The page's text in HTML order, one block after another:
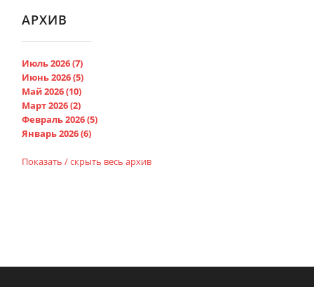
АРХИВ
Июль 2026 (7)
Июнь 2026 (5)
Май 2026 (10)
Март 2026 (2)
Февраль 2026 (5)
Январь 2026 (6)
Показать / скрыть весь архив